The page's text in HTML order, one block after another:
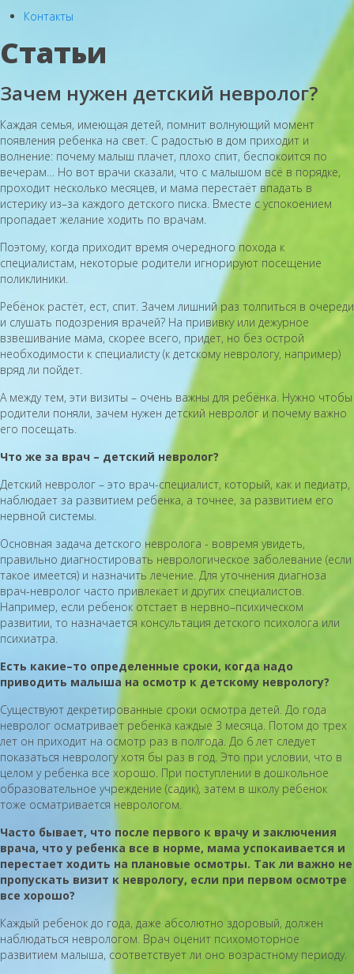
Контакты
Статьи
Зачем нужен детский невролог?
Каждая семья, имеющая детей, помнит волнующий момент
появления ребенка на свет. С радостью в дом приходит и
волнение: почему малыш плачет, плохо спит, беспокоится по
вечерам… Но вот врачи сказали, что с малышом всё в порядке,
проходит несколько месяцев, и мама перестаёт впадать в
истерику из–за каждого детского писка. Вместе с успокоением
пропадает желание ходить по врачам.
Поэтому, когда приходит время очередного похода к
специалистам, некоторые родители игнорируют посещение
поликлиники.
Ребёнок растёт, ест, спит. Зачем лишний раз толпиться в очереди
и слушать подозрения врачей? На прививку или дежурное
взвешивание мама, скорее всего, придет, но без острой
необходимости к специалисту (к детскому неврологу, например)
вряд ли пойдет.
А между тем, эти визиты – очень важны для ребёнка. Нужно чтобы
родители поняли, зачем нужен детский невролог и почему важно
его посещать.
Что же за врач – детский невролог?
Детский невролог – это врач-специалист, который, как и педиатр,
наблюдает за развитием ребенка, а точнее, за развитием его
нервной системы.
Основная задача детского невролога - вовремя увидеть,
правильно диагностировать неврологическое заболевание (если
такое имеется) и назначить лечение. Для уточнения диагноза
врач-невролог часто привлекает и других специалистов.
Например, если ребенок отстает в нервно–психическом
развитии, то назначается консультация детского психолога или
психиатра.
Есть какие–то определенные сроки, когда надо
приводить малыша на осмотр к детскому неврологу?
Существуют декретированные сроки осмотра детей. До года
невролог осматривает ребенка каждые 3 месяца. Потом до трех
лет он приходит на осмотр раз в полгода. До 6 лет следует
показаться неврологу хотя бы раз в год. Это при условии, что в
целом у ребенка все хорошо. При поступлении в дошкольное
образовательное учреждение (садик), затем в школу ребенок
тоже осматривается неврологом.
Часто бывает, что после первого к врачу и заключения
врача, что у ребенка все в норме, мама успокаивается и
перестает ходить на плановые осмотры. Так ли важно не
пропускать визит к неврологу, если при первом осмотре
все хорошо?
Каждый ребенок до года, даже абсолютно здоровый, должен
наблюдаться неврологом. Врач оценит психомоторное
развитием малыша, соответствует ли оно возрастному периоду.